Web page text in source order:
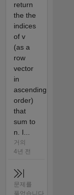
return
the the
indices
of v
(as a
row
vector
in
ascending
order)
that
sum to
n. I...
거의
4년 전
문제를
풀었습니다